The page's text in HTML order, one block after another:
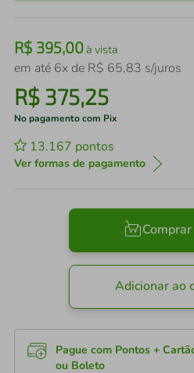
R$ 395,00à vista
em até 6x de R$ 65,83 s/juros
R$ 375,25
No pagamento com Pix
13.167 pontos
Ver formas de pagamento
Adicionar ao
Pague com Pontos +
ou Boleto